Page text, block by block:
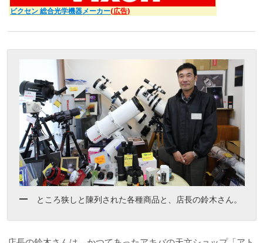
ビクセン 総合光学機器メーカー(広告)
ところ狭しと陳列された各種商品と、店長の鈴木さん。